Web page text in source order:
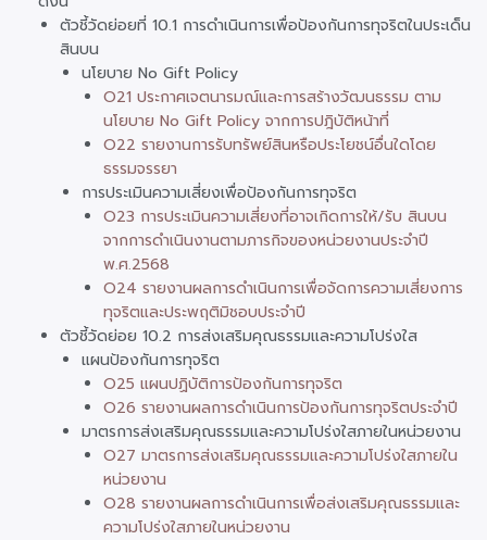
ตัวชี้วัดย่อยที่ 10.1 การดำเนินการเพื่อป้องกันการทุจริตในประเด็น
สินบน
นโยบาย No Gift Policy
O21 ประกาศเจตนารมณ์และการสร้างวัฒนธรรม ตาม
นโยบาย No Gift Policy จากการปฎิบัติหน้าที่
O22 รายงานการรับทรัพย์สินหรือประโยชน์อื่นใดโดย
ธรรมจรรยา
การประเมินความเสี่ยงเพื่อป้องกันการทุจริต
O23 การประเมินความเสี่ยงที่อาจเกิดการให้/รับ สินบน
จากการดำเนินงานตามภารกิจของหน่วยงานประจำปี
พ.ศ.2568
O24 รายงานผลการดำเนินการเพื่อจัดการความเสี่ยงการ
ทุจริตและประพฤติมิชอบประจำปี
ตัวชี้วัดย่อย 10.2 การส่งเสริมคุณธรรมและความโปร่งใส
แผนป้องกันการทุจริต
O25 แผนปฏิบัติการป้องกันการทุจริต
O26 รายงานผลการดำเนินการป้องกันการทุจริตประจำปี
มาตรการส่งเสริมคุณธรรมและความโปร่งใสภายในหน่วยงาน
O27 มาตรการส่งเสริมคุณธรรมและความโปร่งใสภายใน
หน่วยงาน
O28 รายงานผลการดำเนินการเพื่อส่งเสริมคุณธรรมและ
ความโปร่งใสภายในหน่วยงาน